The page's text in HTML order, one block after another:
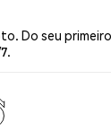
Do seu